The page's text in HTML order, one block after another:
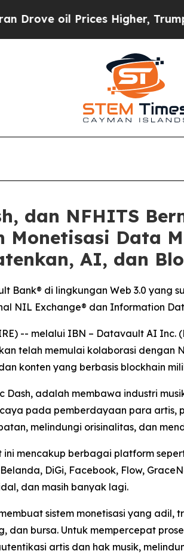
Higher, Trump Gave
dan NFHITS
Monetisasi Data
AI, dan
Bank® di lingkungan Web 3.0
NIL Exchange® dan Information
-- melalui IBN – Datavault AI
telah memulai kolaborasi dengan
konten yang berbasis blockhain
Dash, adalah membawa industri
pada pemberdayaan para artis,
melindungi orisinalitas, dan
mencakup berbagai platform
DiGi, Facebook, Flow,
dan masih banyak lagi.
sistem monetisasi yang
bursa. Untuk mempercepat
artis dan hak musik,